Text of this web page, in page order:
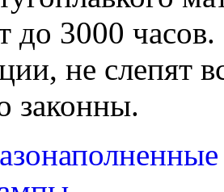
до 3000
не слепят
законны.